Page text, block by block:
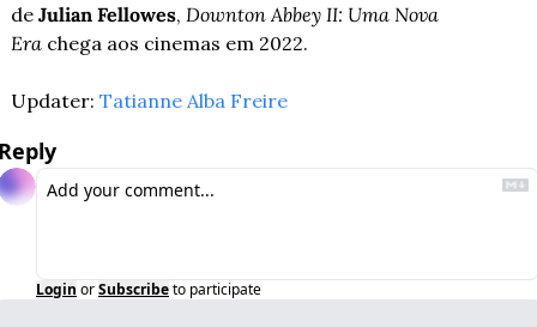
de Julian Fellowes, Downton Abbey II: Uma Nova
Era chega aos cinemas em 2022.
Updater: Tatianne Alba Freire
Login orSubscribeto participate